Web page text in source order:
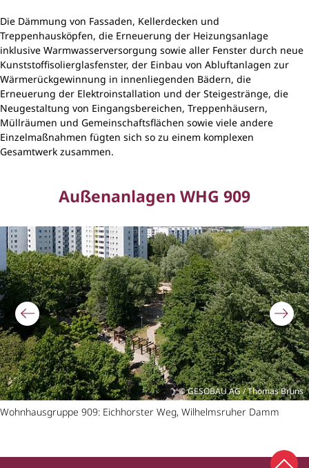
Die Dämmung von Fassaden, Kellerdecken und
Treppenhausköpfen, die Erneuerung der Heizungsanlage
inklusive Warmwasserversorgung sowie aller Fenster durch neue
Kunststoffisolierglasfenster, der Einbau von Abluftanlagen zur
Wärmerückgewinnung in innenliegenden Bädern, die
Erneuerung der Elektroinstallation und der Steigestränge, die
Neugestaltung von Eingangsbereichen, Treppenhäusern,
Müllräumen und Gemeinschaftsflächen sowie viele andere
Einzelmaßnahmen fügten sich so zu einem komplexen
Gesamtwerk zusammen.
Außenanlagen WHG 909
Bildergalerie überspringen
GESOBAU AG / Thomas Bruns
Wohnhausgruppe 909: Eichhorster Weg, Wilhelmsruher Damm